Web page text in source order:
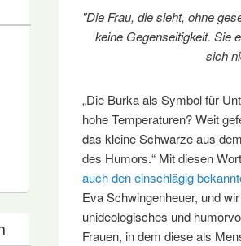
"Die Frau, die sieht, ohne
keine Gegenseitigkeit. Sie
sich
„Die Burka als Symbol für
hohe Temperaturen? Weit
das kleine Schwarze aus
des Humors.“ Mit diesen
auch den einschlägig
Eva Schwingenheuer, und
unideologisches und
Frauen, in dem diese als